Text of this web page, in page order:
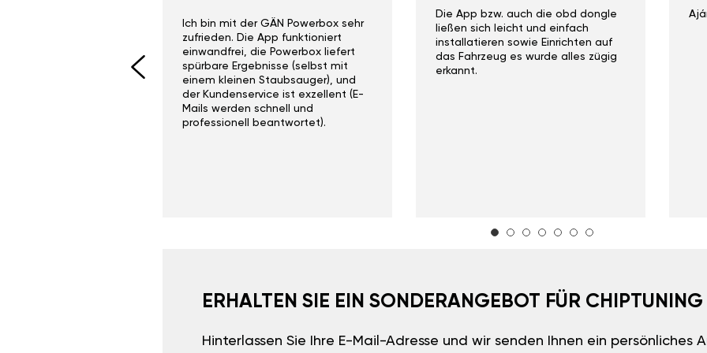
Ich bin mit der GÄN Powerbox sehr
zufrieden. Die App funktioniert
einwandfrei, die Powerbox liefert
spürbare Ergebnisse (selbst mit
einem kleinen Staubsauger), und
der Kundenservice ist exzellent (E-
Mails werden schnell und
professionell beantwortet).
Die App bzw. auch die obd dongle
ließen sich leicht und einfach
installatieren sowie Einrichten auf
das Fahrzeug es wurde alles zügig
erkannt.
ERHALTEN SIE EIN SONDERANGEBOT FÜR CHIPTUNING
Hinterlassen Sie Ihre E-Mail-Adresse und wir senden Ihnen ein persönliches